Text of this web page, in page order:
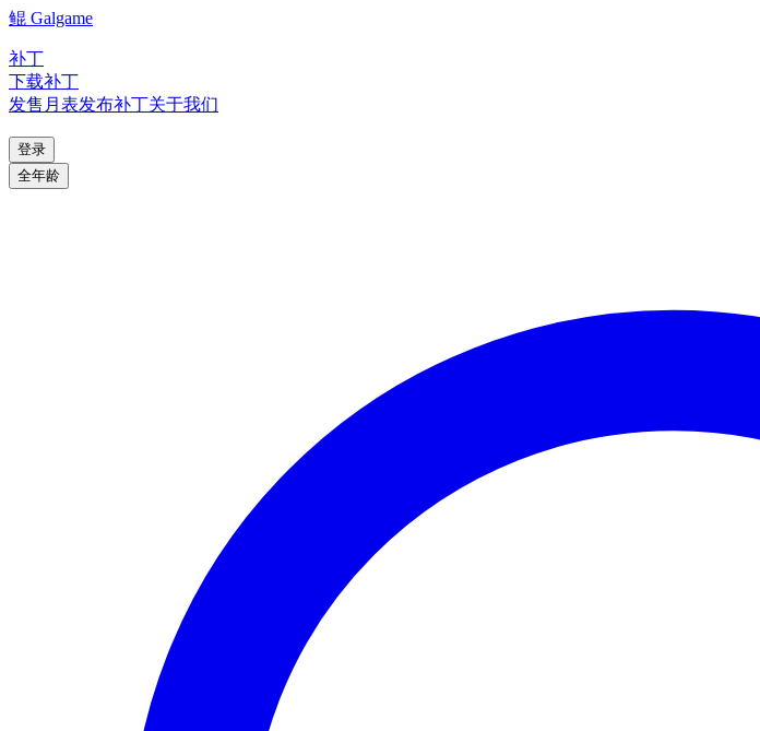
鲲 Galgame
补丁
下载补丁
发售月表发布补丁关于我们
登录
全年龄